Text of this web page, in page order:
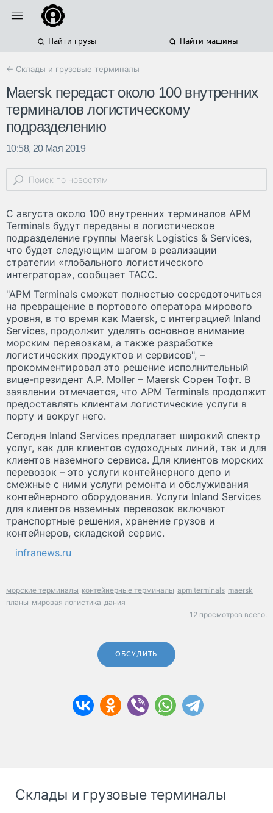
Найти грузы Найти машины
← Склады и грузовые терминалы
Maersk передаст около 100 внутренних
терминалов логистическому
подразделению
10:58, 20 Мая 2019
С августа около 100 внутренних терминалов APM
Terminals будут переданы в логистическое
подразделение группы Maersk Logistics & Services,
что будет следующим шагом в реализации
стратегии «глобального логистического
интегратора», сообщает ТАСС.
"APM Terminals сможет полностью сосредоточиться
на превращение в портового оператора мирового
уровня, в то время как Maersk, с интеграцией Inland
Services, продолжит уделять основное внимание
морским перевозкам, а также разработке
логистических продуктов и сервисов", –
прокомментировал это решение исполнительный
вице-президент A.P. Moller – Maersk Сорен Тофт. В
заявлении отмечается, что APM Terminals продолжит
предоставлять клиентам логистические услуги в
порту и вокруг него.
Сегодня Inland Services предлагает широкий спектр
услуг, как для клиентов судоходных линий, так и для
клиентов наземного сервиса. Для клиентов морских
перевозок – это услуги контейнерного депо и
смежные с ними услуги ремонта и обслуживания
контейнерного оборудования. Услуги Inland Services
для клиентов наземных перевозок включают
транспортные решения, хранение грузов и
контейнеров, складской сервис.
infranews.ru
морские терминалы контейнерные терминалы apm terminals maersk
планы мировая логистика дания
12 просмотров всего.
ОБСУДИТЬ
Склады и грузовые терминалы